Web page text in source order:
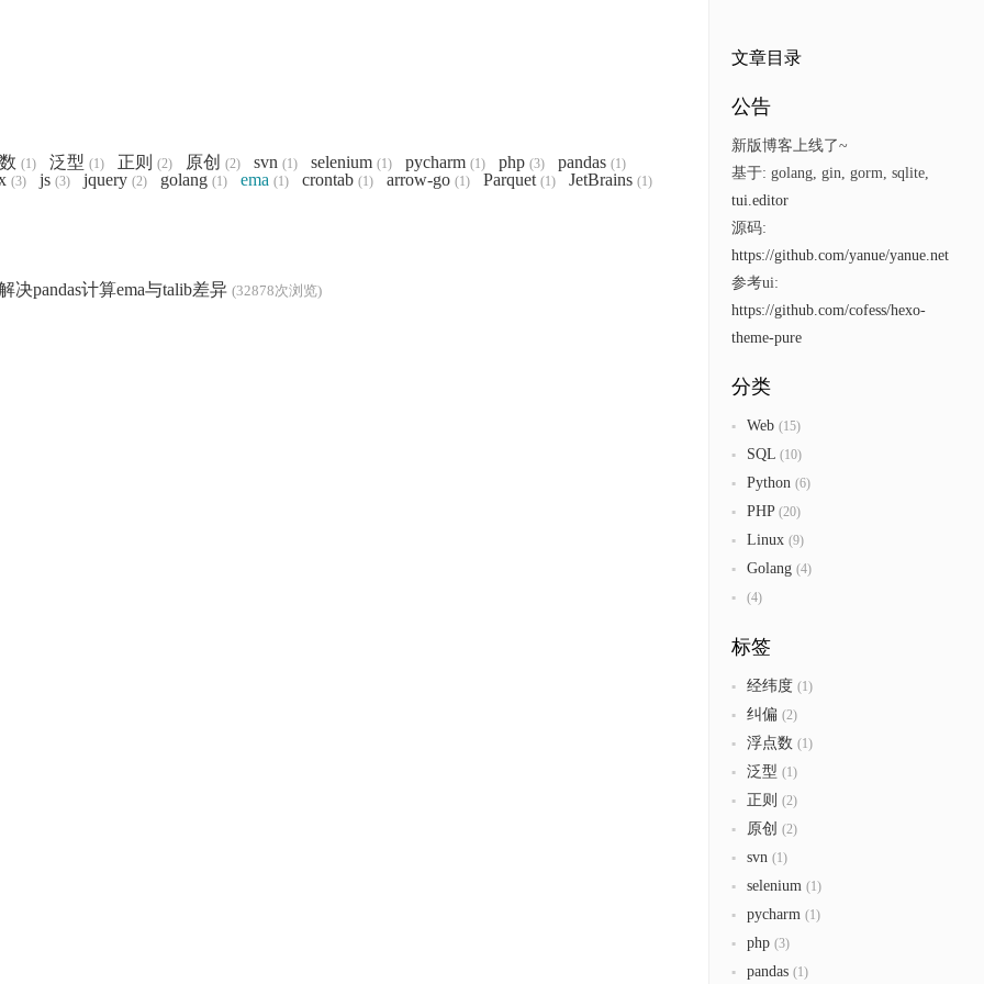
(1) 泛型 (1) 正则 (2) 原创 (2) svn (1) selenium (1) pycharm (1) php (3) pandas (1)
(3) js (3) jquery (2) golang (1) ema (1) crontab (1) arrow-go (1) Parquet (1) JetBrains (1)
决pandas计算ema与talib差异 (32878次浏览)
文章目录
公告
新版博客上线了~
基于: golang, gin, gorm, sqlite,
tui.editor
源码:
https://github.com/yanue/yanue.net
参考ui:
https://github.com/cofess/hexo-
theme-pure
分类
Web (15)
SQL (10)
Python (6)
PHP (20)
Linux (9)
Golang (4)
(4)
标签
经纬度 (1)
纠偏 (2)
浮点数 (1)
泛型 (1)
正则 (2)
原创 (2)
svn (1)
selenium (1)
pycharm (1)
php (3)
pandas (1)